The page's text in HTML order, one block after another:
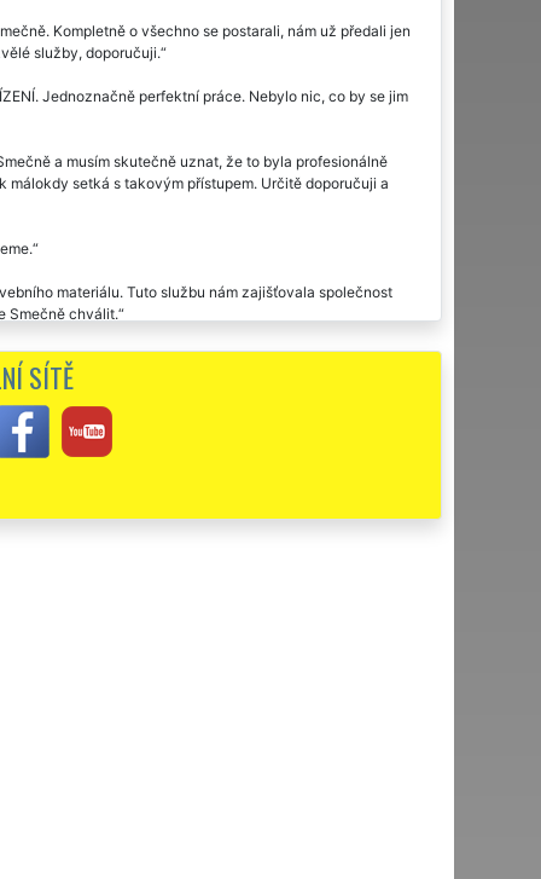
Kompletně o všechno se postarali, nám už předali jen
služby, doporučuji.
Jednoznačně perfektní práce. Nebylo nic, co by se jim
a musím skutečně uznat, že to byla profesionálně
setká s takovým přístupem. Určitě doporučuji a
materiálu. Tuto službu nám zajišťovala společnost
Smečně chválit.
SÍTĚ